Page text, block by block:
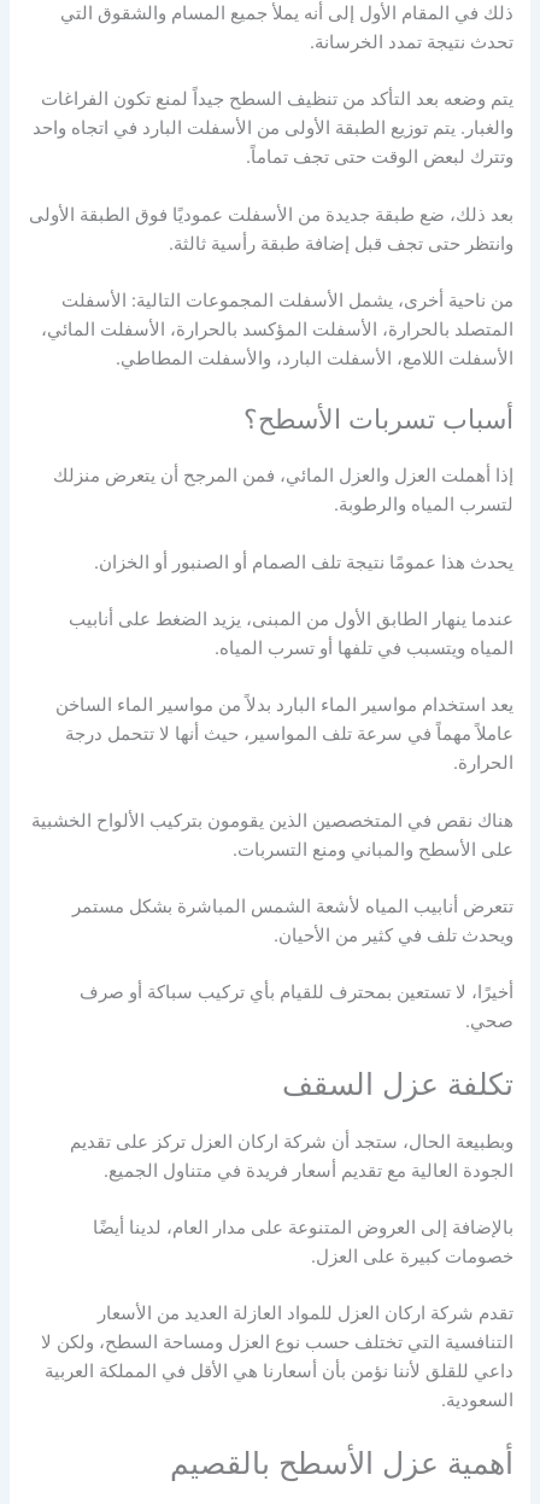
ذلك في المقام الأول إلى أنه يملأ جميع المسام والشقوق التي
تحدث نتيجة تمدد الخرسانة.
يتم وضعه بعد التأكد من تنظيف السطح جيداً لمنع تكون الفراغات
والغبار. يتم توزيع الطبقة الأولى من الأسفلت البارد في اتجاه واحد
وتترك لبعض الوقت حتى تجف تماماً.
بعد ذلك، ضع طبقة جديدة من الأسفلت عموديًا فوق الطبقة الأولى
وانتظر حتى تجف قبل إضافة طبقة رأسية ثالثة.
من ناحية أخرى، يشمل الأسفلت المجموعات التالية: الأسفلت
المتصلد بالحرارة، الأسفلت المؤكسد بالحرارة، الأسفلت المائي،
الأسفلت اللامع، الأسفلت البارد، والأسفلت المطاطي.
أسباب تسربات الأسطح؟
إذا أهملت العزل والعزل المائي، فمن المرجح أن يتعرض منزلك
لتسرب المياه والرطوبة.
يحدث هذا عمومًا نتيجة تلف الصمام أو الصنبور أو الخزان.
عندما ينهار الطابق الأول من المبنى، يزيد الضغط على أنابيب
المياه ويتسبب في تلفها أو تسرب المياه.
يعد استخدام مواسير الماء البارد بدلاً من مواسير الماء الساخن
عاملاً مهماً في سرعة تلف المواسير، حيث أنها لا تتحمل درجة
الحرارة.
هناك نقص في المتخصصين الذين يقومون بتركيب الألواح الخشبية
على الأسطح والمباني ومنع التسربات.
تتعرض أنابيب المياه لأشعة الشمس المباشرة بشكل مستمر
ويحدث تلف في كثير من الأحيان.
أخيرًا، لا تستعين بمحترف للقيام بأي تركيب سباكة أو صرف
صحي.
تكلفة عزل السقف
وبطبيعة الحال، ستجد أن شركة اركان العزل تركز على تقديم
الجودة العالية مع تقديم أسعار فريدة في متناول الجميع.
بالإضافة إلى العروض المتنوعة على مدار العام، لدينا أيضًا
خصومات كبيرة على العزل.
تقدم شركة اركان العزل للمواد العازلة العديد من الأسعار
التنافسية التي تختلف حسب نوع العزل ومساحة السطح، ولكن لا
داعي للقلق لأننا نؤمن بأن أسعارنا هي الأقل في المملكة العربية
السعودية.
أهمية عزل الأسطح بالقصيم